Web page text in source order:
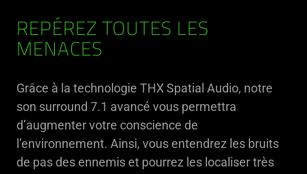
REPÉREZ TOUTES LES
MENACES
Grâce à la technologie THX Spatial Audio, notre
son surround 7.1 avancé vous permettra
d’augmenter votre conscience de
l’environnement. Ainsi, vous entendrez les bruits
de pas des ennemis et pourrez les localiser très